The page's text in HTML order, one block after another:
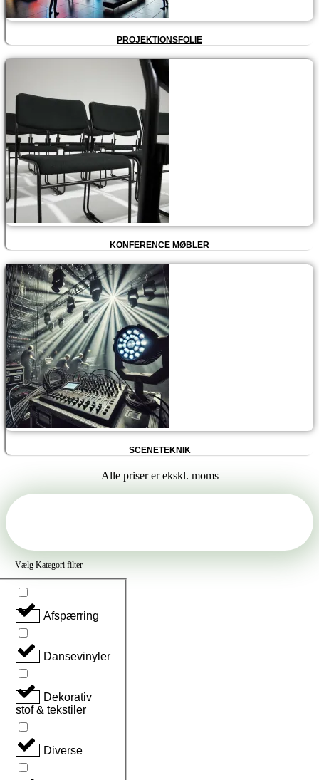
PROJEKTIONSFOLIE
KONFERENCE MØBLER
SCENETEKNIK
Alle priser er ekskl. moms
Vælg Kategori filter
Afspærring
Dansevinyler
Dekorativ
stof & tekstiler
Diverse